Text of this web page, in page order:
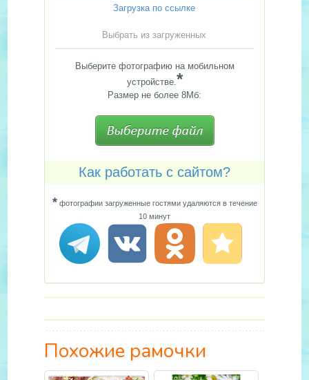
Загрузка по ссылке
Выбрать из загруженных
Выберите фотографию на мобильном
устройстве.*
Размер не более 8Мб:
Как работать с сайтом?
*фотографии загруженные гостями удаляются в течение
10 минут
Похожие рамочки